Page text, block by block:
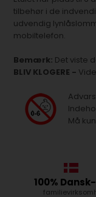
tilbehør i de
udvendig
mobiltelefon.
Bemærk: Det viste
BLIV KLOGERE -
Må
100%